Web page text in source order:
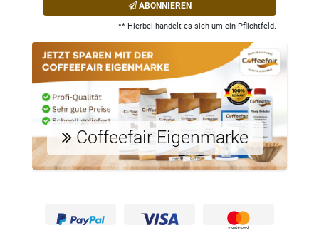
ABONNIEREN
** Hierbei handelt es sich um ein Pflichtfeld.
Coffeefair Eigenmarke